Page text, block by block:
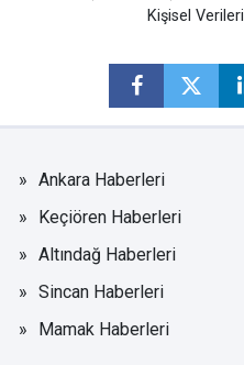
Kişisel
Ankara Haberleri
Keçiören Haberleri
Altındağ Haberleri
Sincan Haberleri
Mamak Haberleri